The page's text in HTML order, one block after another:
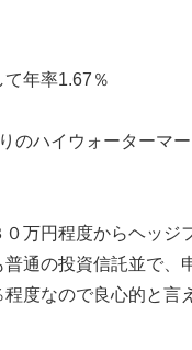
年率1.67％
のハイウォーターマ
０万円程度からヘッジ
普通の投資信託並で、
度なので良心的と言